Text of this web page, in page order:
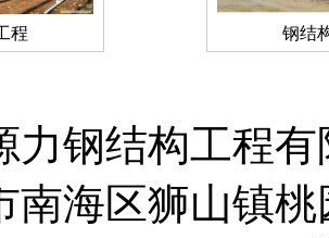
程 钢结
力钢结构工程
南海区狮山镇